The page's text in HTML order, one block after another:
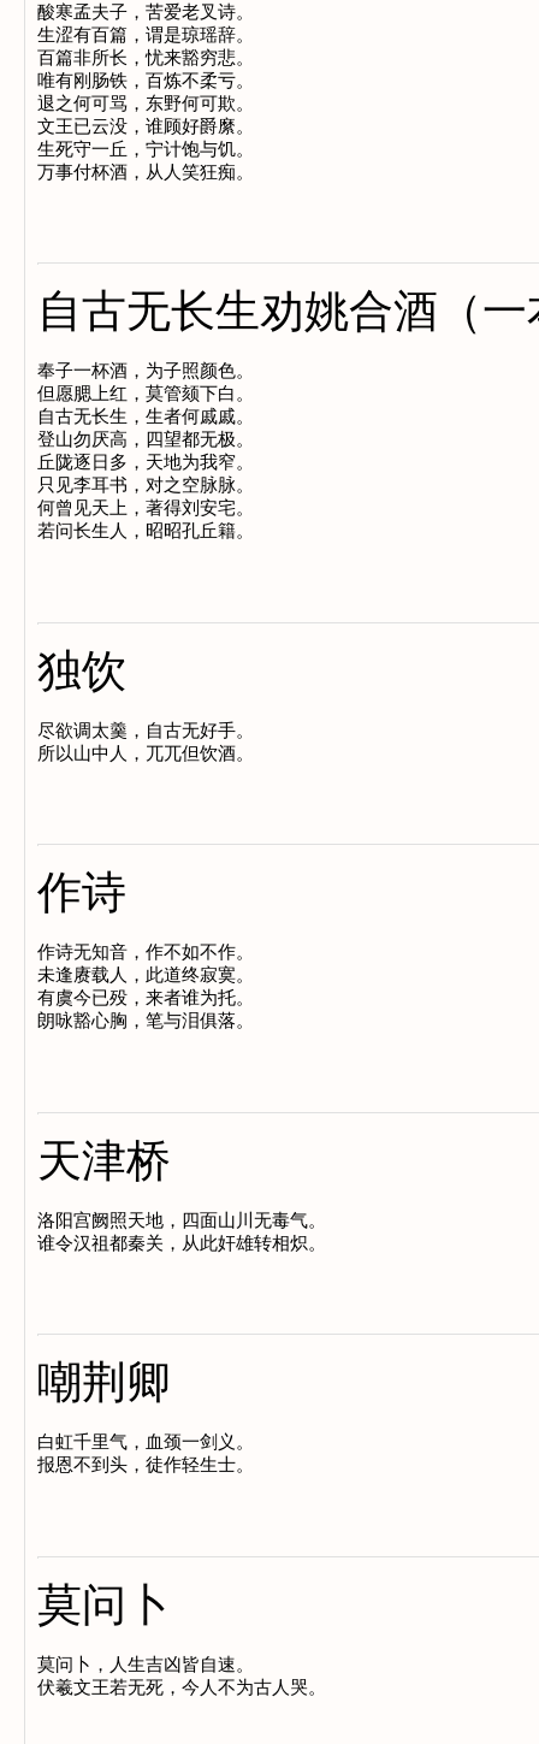
酸寒孟夫子，苦爱老叉诗。
生涩有百篇，谓是琼瑶辞。
百篇非所长，忧来豁穷悲。
唯有刚肠铁，百炼不柔亏。
退之何可骂，东野何可欺。
文王已云没，谁顾好爵縻。
生死守一丘，宁计饱与饥。
自古无长生劝姚合酒（
奉子一杯酒，为子照颜色。
但愿腮上红，莫管颏下白。
自古无长生，生者何戚戚。
登山勿厌高，四望都无极。
丘陇逐日多，天地为我窄。
只见李耳书，对之空脉脉。
何曾见天上，著得刘安宅。
独饮
尽欲调太羹，自古无好手。
作诗
作诗无知音，作不如不作。
未逢赓载人，此道终寂寞。
有虞今已殁，来者谁为托。
天津桥
洛阳宫阙照天地，四面山川无毒气。
嘲荆卿
白虹千里气，血颈一剑义。
莫问卜
莫问卜，人生吉凶皆自速。